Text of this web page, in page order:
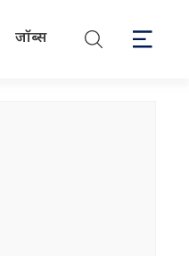
जॉब्स